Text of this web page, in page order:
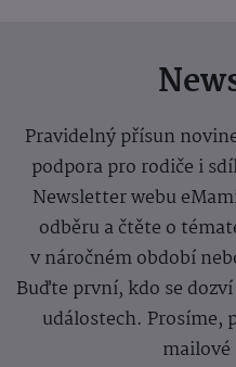
Pravidelný přísun
podpora pro rodiče i
Newsletter webu
odběru a čtěte o
v náročném období
Buďte první, kdo se
událostech. Prosíme,
mailové